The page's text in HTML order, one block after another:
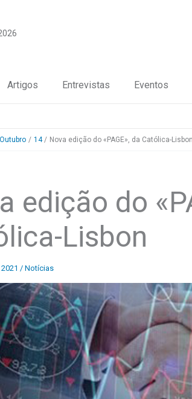
Artigos Entrevistas Eventos
Outubro 14 Nova edição do «PAGE», da Católica-Lisbon
edição do
Lisbon
/ Notícias